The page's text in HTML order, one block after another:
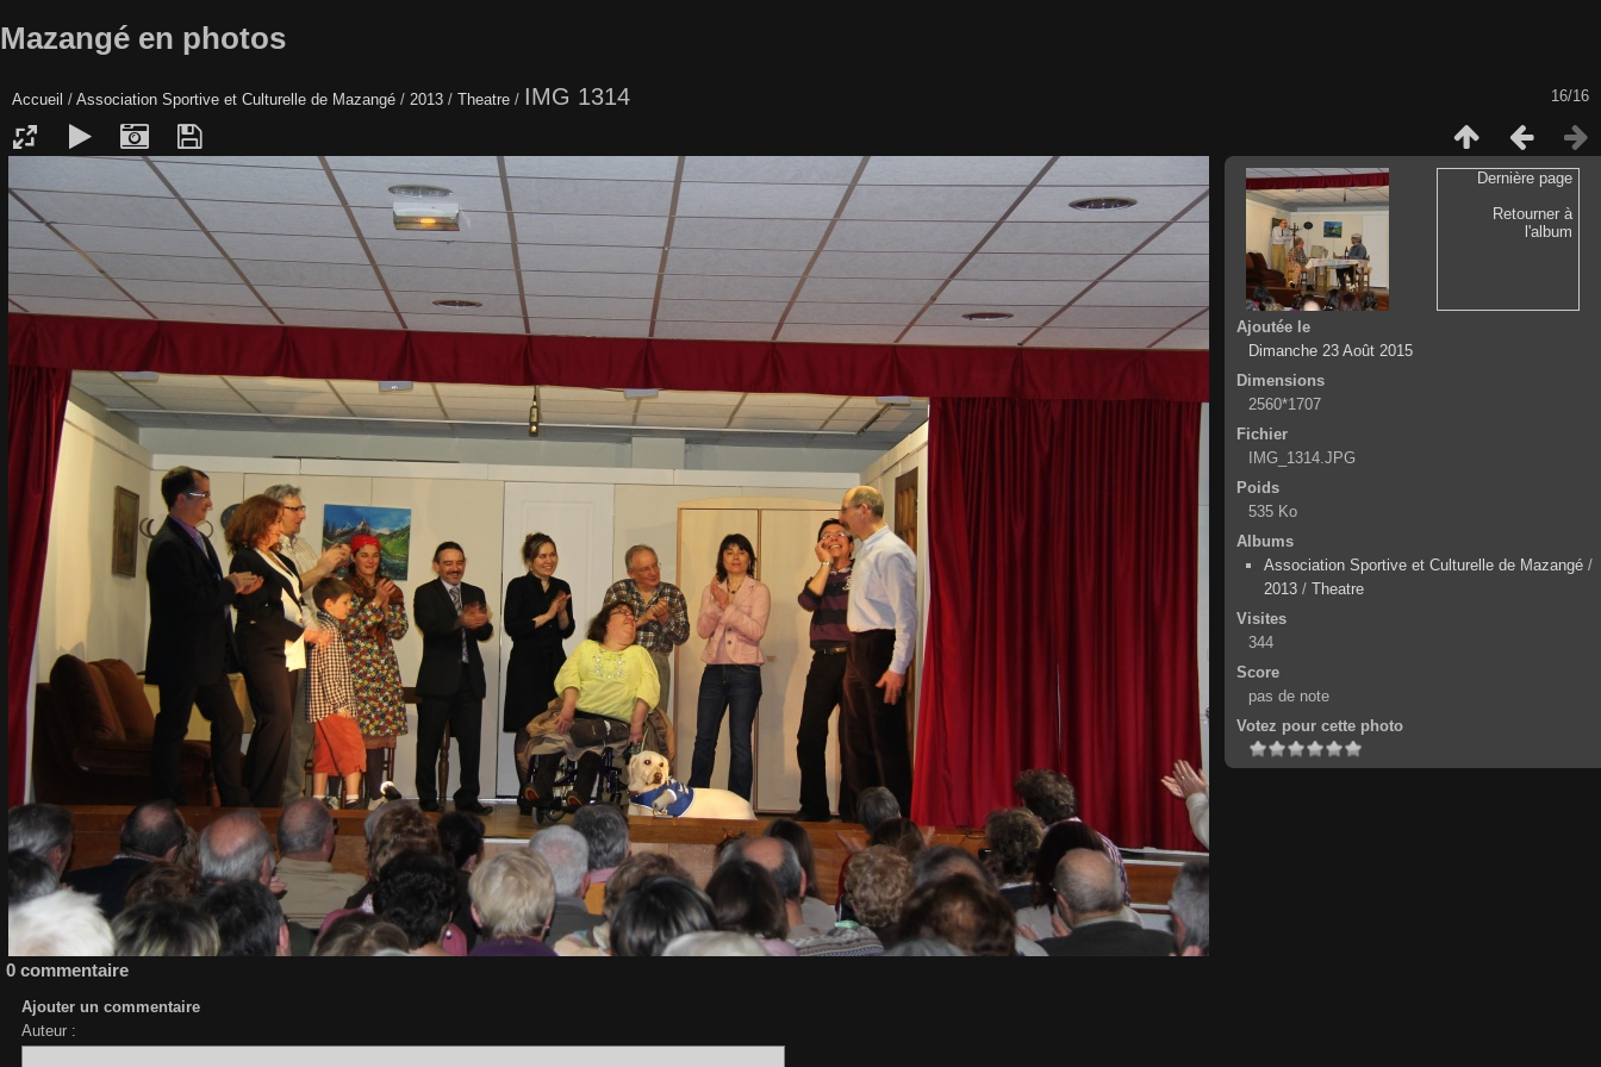
Mazangé en photos
16/16
Accueil / Association Sportive et Culturelle de Mazangé / 2013 / Theatre / IMG 1314
Dernière page
Retourner à
l'album
Ajoutée le
Dimanche 23 Août 2015
Dimensions
2560*1707
Fichier
IMG_1314.JPG
Poids
535 Ko
Albums
Association Sportive et Culturelle de Mazangé /
2013 /Theatre
Visites
344
Score
pas de note
Votez pour cette photo
0 commentaire
Ajouter un commentaire
Auteur :